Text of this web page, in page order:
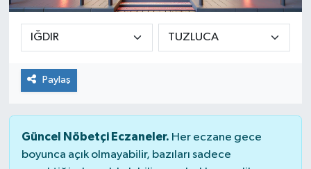
Paylaş
Güncel Nöbetçi Eczaneler. Her eczane gece
boyunca açık olmayabilir, bazıları sadece